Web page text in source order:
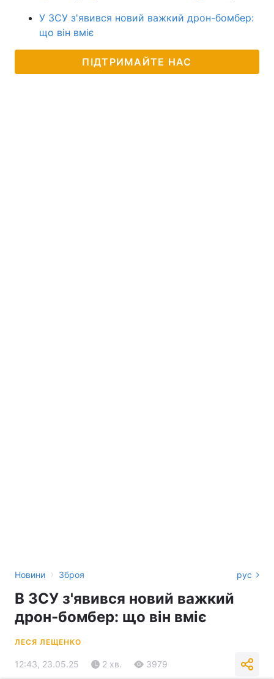
У ЗСУ з'явився новий важкий дрон-бомбер:
що він вміє
ПІДТРИМАЙТЕ НАС
Новини › Зброя рус
В ЗСУ з'явився новий важкий
дрон-бомбер: що він вміє
ЛЕСЯ ЛЕЩЕНКО
12:43, 23.05.25 2 хв. 3979